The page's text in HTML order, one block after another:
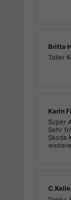
Britta
Toller
Karin
Super
Sehr
Skoda